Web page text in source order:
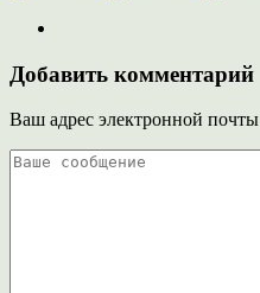
Добавить комментарий
Ваш адрес электронной